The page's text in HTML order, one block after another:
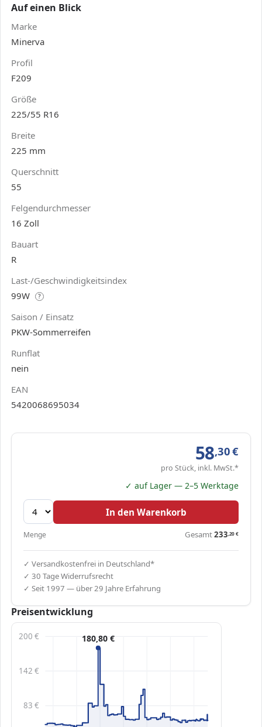
Auf einen Blick
Marke
Minerva
Profil
F209
Größe
225/55 R16
Breite
225 mm
Querschnitt
55
Felgendurchmesser
16 Zoll
Bauart
R
Last-/Geschwindigkeitsindex
99W
?
Saison / Einsatz
PKW-Sommerreifen
Runflat
nein
EAN
5420068695034
58,30€
pro Stück, inkl. MwSt.*
✓ auf Lager — 2–5 Werktage
In den Warenkorb
Menge Gesamt233,20€
✓ Versandkostenfrei in Deutschland*
✓ 30 Tage Widerrufsrecht
✓ Seit 1997 — über 29 Jahre Erfahrung
Preisentwicklung
83 €
142 €
200 € 180,80 €